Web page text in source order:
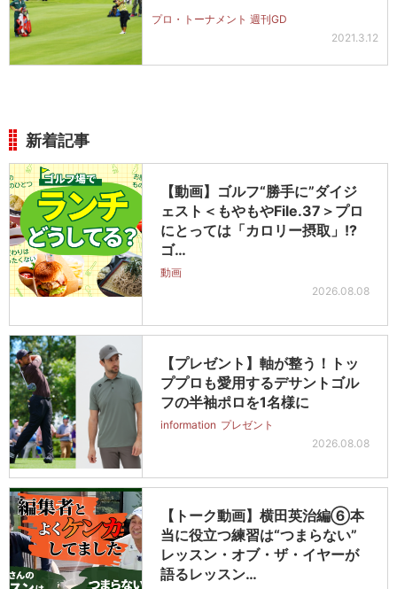
プロ・トーナメント 週刊GD
2021.3.12
新着記事
【動画】ゴルフ“勝手に”ダイジ
ェスト＜もやもやFile.37＞プロ
にとっては「カロリー摂取」!?
ゴ…
動画
2026.08.08
【プレゼント】軸が整う！トッ
ププロも愛用するデサントゴル
フの半袖ポロを1名様に
information プレゼント
2026.08.08
【トーク動画】横田英治編⑥本
当に役立つ練習は“つまらない”
レッスン・オブ・ザ・イヤーが
語るレッスン…